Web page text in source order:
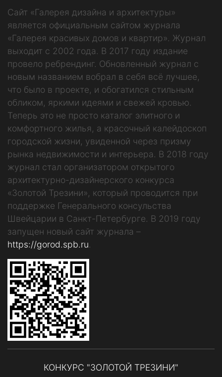
Сайт «Галерея дизайна и архитектуры»
является официальным сайтом журнала
«Галерея красивых домов и квартир». Журнал
выходит с 2002 года. В 2017 году издание
провело ребрендинг. Обновленный журнал с
новым названием вобрал в себя всё лучшее,
что было в проекте, и обогатился стильным
обликом, яркими идеями и свежей кровью.
Теперь это не просто каталог элитного и
комфортного жилья, а красочный калейдоскоп
городской жизни, увиденной через призму
рынка недвижимости и интерьера. В 2018 году
журнал стал организатором открытого
архитектурно-дизайнерского конкурса
«Золотой Трезини», который проводится при
поддержке Генерального консульства
Швейцарии в Санкт-Петербурге. В 2019 году
запущен новый сайт журнала –
https://gorod.spb.ru.
КОНКУРС "ЗОЛОТОЙ ТРЕЗИНИ"